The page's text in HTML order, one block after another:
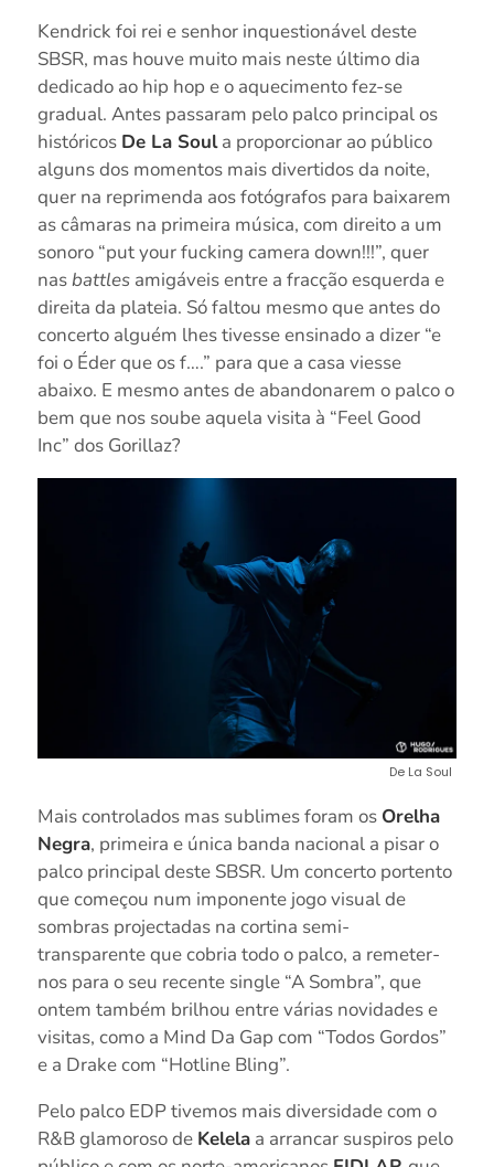
Kendrick foi rei e senhor inquestionável deste
SBSR, mas houve muito mais neste último dia
dedicado ao hip hop e o aquecimento fez-se
gradual. Antes passaram pelo palco principal os
históricos De La Soula proporcionar ao público
alguns dos momentos mais divertidos da noite,
quer na reprimenda aos fotógrafos para baixarem
as câmaras na primeira música, com direito a um
sonoro “put your fucking camera down!!!”, quer
nasbattlesamigáveis entre a fracção esquerda e
direita da plateia. Só faltou mesmo que antes do
concerto alguém lhes tivesse ensinado a dizer “e
foi o Éder que os f….” para que a casa viesse
abaixo. E mesmo antes de abandonarem o palco o
bem que nos soube aquela visita à “Feel Good
Inc” dos Gorillaz?
De La Soul
Mais controlados mas sublimes foram os Orelha
Negra, primeira e única banda nacional a pisar o
palco principal deste SBSR. Um concerto portento
que começou num imponente jogo visual de
sombras projectadas na cortina semi-
transparente que cobria todo o palco, a remeter-
nos para o seu recente single “A Sombra”, que
ontem também brilhou entre várias novidades e
visitas, como a Mind Da Gap com “Todos Gordos”
e a Drake com “Hotline Bling”.
Pelo palco EDP tivemos mais diversidade com o
R&B glamoroso de Kelelaa arrancar suspiros pelo